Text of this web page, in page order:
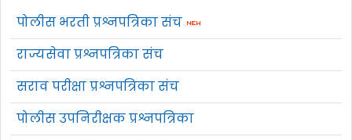
पोलीस भरती प्रश्नपत्रिका संच
राज्यसेवा प्रश्नपत्रिका संच
सराव परीक्षा प्रश्नपत्रिका संच
पोलीस उपनिरीक्षक प्रश्नपत्रिका